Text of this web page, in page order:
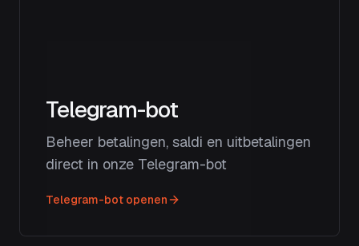
Telegram-bot
Beheer betalingen, saldi en uitbetalingen
direct in onze Telegram-bot
Telegram-bot openen